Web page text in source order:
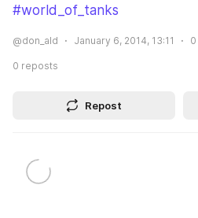
#world_of_tanks
@don_ald January 6, 2014, 13:11 0
0 reposts
Repost